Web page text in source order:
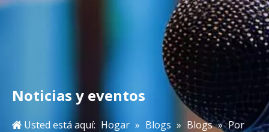
Noticias y eventos
Usted está aquí: Hogar » Blogs » Blogs » Por